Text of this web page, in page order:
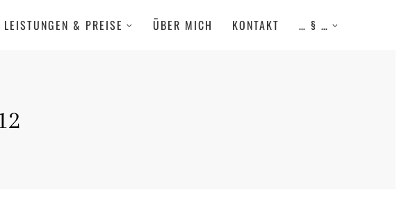
LEISTUNGEN & PREISE ÜBER MICH KONTAKT … § …